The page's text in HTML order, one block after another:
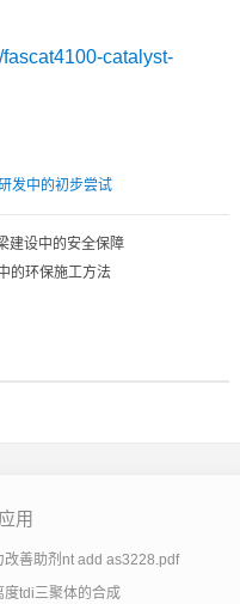
catalyst-
发中的初步尝试
建设中的安全保障
的环保施工方法
用
改善助剂nt add as3228.pdf
度tdi三聚体的合成